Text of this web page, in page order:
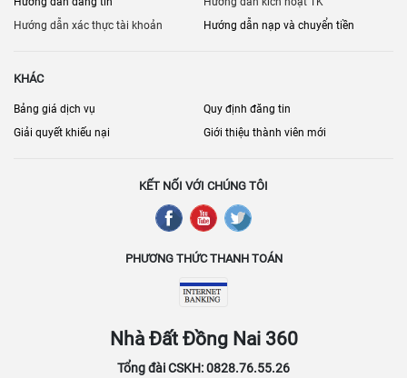
Hướng dẫn xác thực tài khoản
Hướng dẫn nạp và chuyển tiền
KHÁC
Bảng giá dịch vụ
Quy định đăng tin
Giải quyết khiếu nại
Giới thiệu thành viên mới
KẾT NỐI VỚI CHÚNG TÔI
PHƯƠNG THỨC THANH TOÁN
Nhà Đất Đồng Nai 360
Tổng đài CSKH: 0828.76.55.26